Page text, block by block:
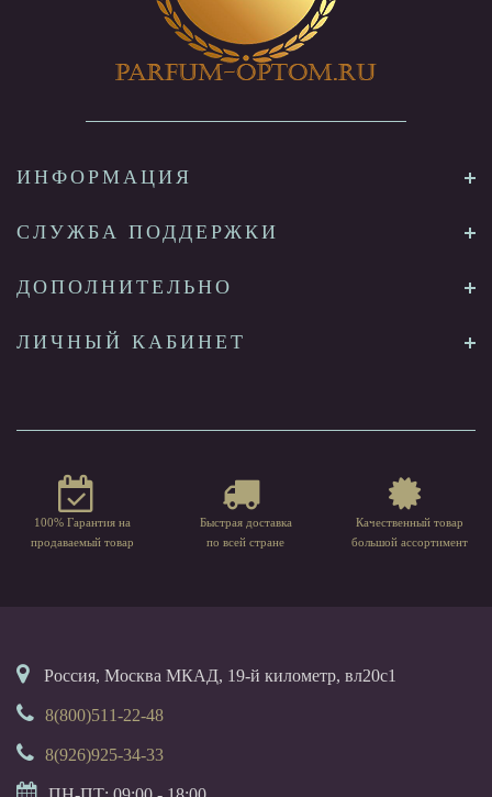
ИНФОРМАЦИЯ
СЛУЖБА ПОДДЕРЖКИ
ДОПОЛНИТЕЛЬНО
ЛИЧНЫЙ КАБИНЕТ
100% Гарантия на
продаваемый товар
Быстрая доставка
по всей стране
Качественный товар
большой ассортимент
Россия, Москва МКАД, 19-й километр, вл20с1
8(800)511-22-48
8(926)925-34-33